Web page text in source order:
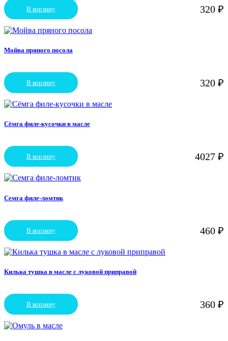
выбрать
на
странице
товара.
320 ₽
В корзину
Мойва пряного посола
320 ₽
В корзину
Сёмга филе-кусочки в масле
4027 ₽
В корзину
Семга филе-ломтик
460 ₽
В корзину
Килька тушка в масле с луковой приправой
360 ₽
В корзину